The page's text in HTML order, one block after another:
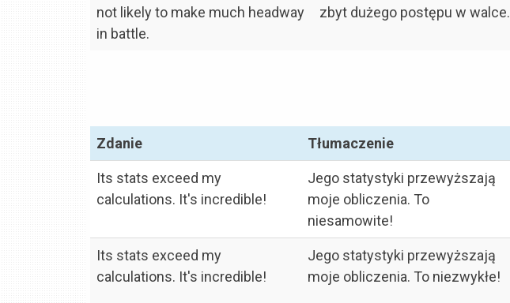
not likely to make much headway
in battle.
zbyt dużego postępu w walce.
Zdanie Tłumaczenie
Its stats exceed my
calculations. It's incredible!
Jego statystyki przewyższają
moje obliczenia. To
niesamowite!
Its stats exceed my
calculations. It's incredible!
Jego statystyki przewyższają
moje obliczenia. To niezwykłe!